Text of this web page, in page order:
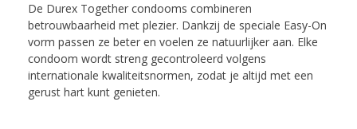
De Durex Together condooms combineren
betrouwbaarheid met plezier. Dankzij de speciale Easy-On
vorm passen ze beter en voelen ze natuurlijker aan. Elke
condoom wordt streng gecontroleerd volgens
internationale kwaliteitsnormen, zodat je altijd met een
gerust hart kunt genieten.